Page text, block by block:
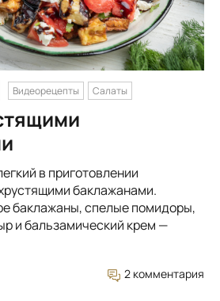
Видеорецепты Салаты
в приготовлении
баклажанами.
баклажаны, спелые помидоры,
и бальзамический крем —
2 комментария